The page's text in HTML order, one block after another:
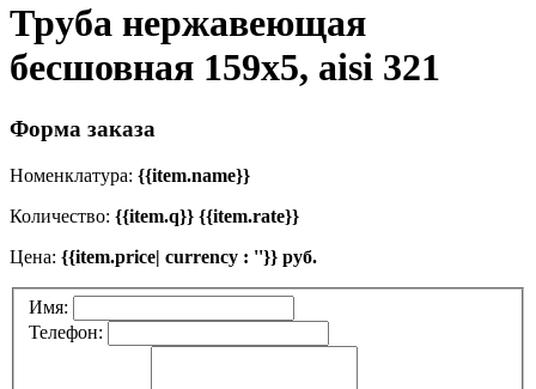
Труба нержавеющая
бесшовная 159x5, aisi 321
Форма заказа
Номенклатура: {{item.name}}
Количество: {{item.q}} {{item.rate}}
Цена: {{item.price| currency : ''}} руб.
Имя:
Телефон: